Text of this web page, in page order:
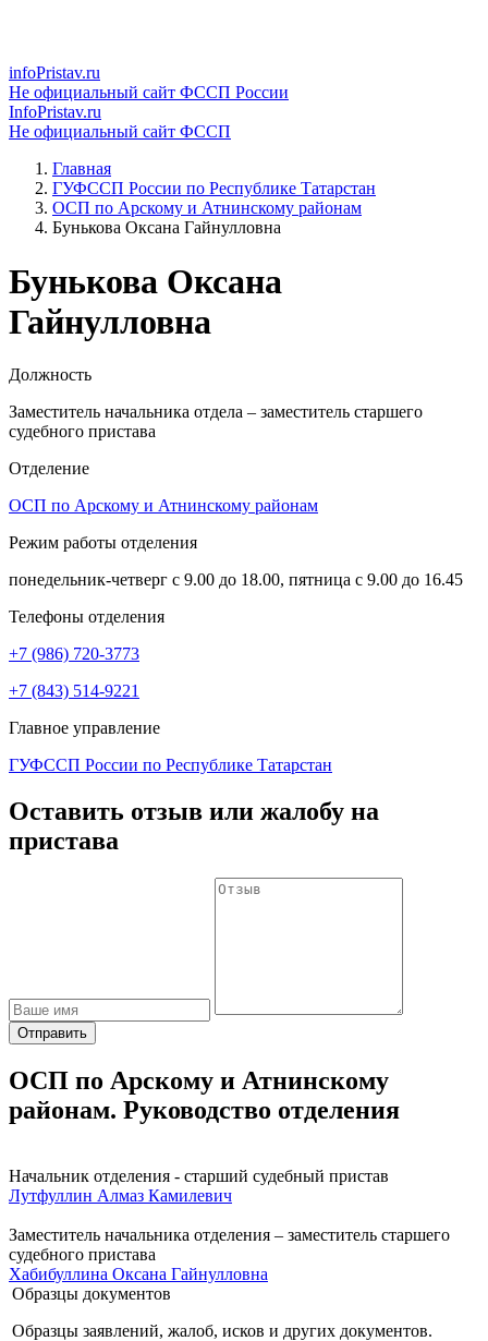
infoPristav.ru
Не официальный сайт ФССП России
InfoPristav.ru
Не официальный сайт ФССП
Главная
ГУФССП России по Республике Татарстан
ОСП по Арскому и Атнинскому районам
Бунькова Оксана Гайнулловна
Бунькова Оксана
Гайнулловна
Должность
Заместитель начальника отдела – заместитель старшего
судебного пристава
Отделение
ОСП по Арскому и Атнинскому районам
Режим работы отделения
понедельник-четверг с 9.00 до 18.00, пятница с 9.00 до 16.45
Телефоны отделения
+7 (986) 720-3773
+7 (843) 514-9221
Главное управление
ГУФССП России по Республике Татарстан
Оставить отзыв или жалобу на
пристава
Отправить
ОСП по Арскому и Атнинскому
районам. Руководство отделения
Начальник отделения - старший судебный пристав
Лутфуллин Алмаз Камилевич
Заместитель начальника отделения – заместитель старшего
судебного пристава
Хабибуллина Оксана Гайнулловна
Образцы документов
Образцы заявлений, жалоб, исков и других документов.